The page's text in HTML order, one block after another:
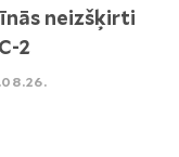
neizšķirti
2